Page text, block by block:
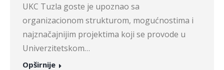
UKC Tuzla goste je upoznao sa
organizacionom strukturom, mogućnostima i
najznačajnijim projektima koji se provode u
Univerzitetskom…
Opširnije